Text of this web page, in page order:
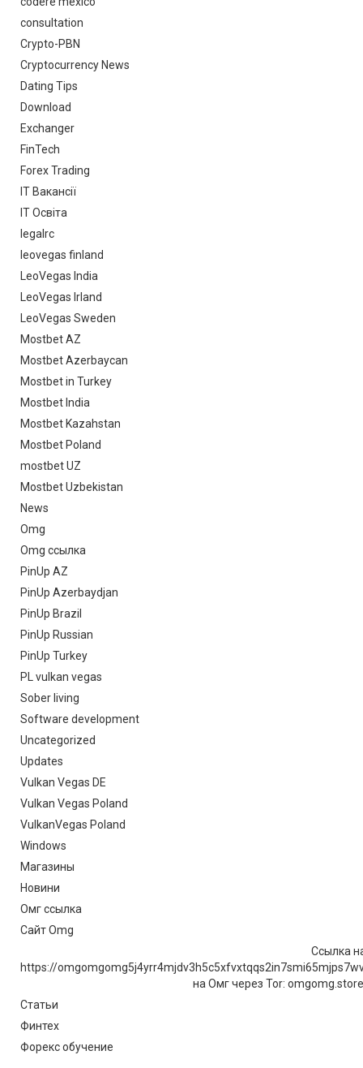
consultation
Crypto-PBN
Cryptocurrency News
Dating Tips
Download
Exchanger
FinTech
Forex Trading
IT Вакансії
IT Освіта
legalrc
leovegas finland
LeoVegas India
LeoVegas Irland
LeoVegas Sweden
Mostbet AZ
Mostbet Azerbaycan
Mostbet in Turkey
Mostbet India
Mostbet Kazahstan
Mostbet Poland
mostbet UZ
Mostbet Uzbekistan
News
Omg
Omg ссылка
PinUp AZ
PinUp Azerbaydjan
PinUp Brazil
PinUp Russian
PinUp Turkey
PL vulkan vegas
Sober living
Software development
Uncategorized
Updates
Vulkan Vegas DE
Vulkan Vegas Poland
VulkanVegas Poland
Windows
Магазины
Новини
Омг ссылка
Сайт Omg
Ссылка
https://
на Омг через Tor:
Статьи
Финтех
Форекс обучение